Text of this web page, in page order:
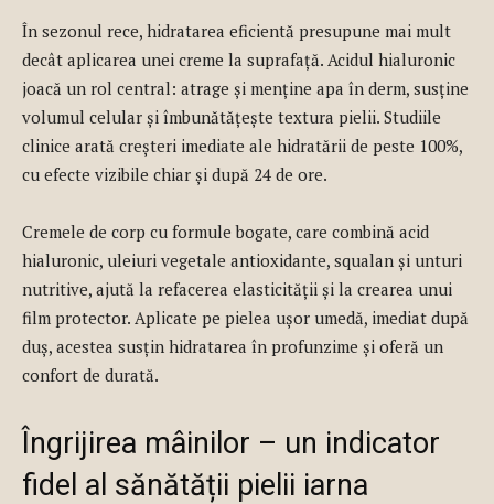
În sezonul rece, hidratarea eficientă presupune mai mult
decât aplicarea unei creme la suprafață. Acidul hialuronic
joacă un rol central: atrage și menține apa în derm, susține
volumul celular și îmbunătățește textura pielii. Studiile
clinice arată creșteri imediate ale hidratării de peste 100%,
cu efecte vizibile chiar și după 24 de ore.
Cremele de corp cu formule bogate, care combină acid
hialuronic, uleiuri vegetale antioxidante, squalan și unturi
nutritive, ajută la refacerea elasticității și la crearea unui
film protector. Aplicate pe pielea ușor umedă, imediat după
duș, acestea susțin hidratarea în profunzime și oferă un
confort de durată.
Îngrijirea mâinilor – un indicator
fidel al sănătății pielii iarna